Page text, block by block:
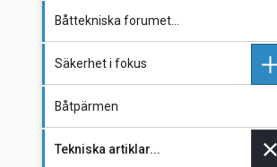
Båttekniska forumet...
Säkerhet i fokus
Checklistor
Förebygg sjösjuka
Båtpärmen
Tekniska artiklar...